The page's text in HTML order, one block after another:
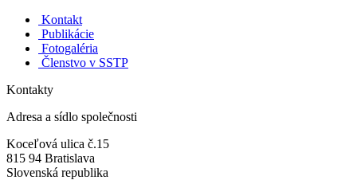
Kontakt
Publikácie
Fotogaléria
Členstvo v SSTP
Kontakty
Adresa a sídlo společnosti
Koceľová ulica č.15
815 94 Bratislava
Slovenská republika